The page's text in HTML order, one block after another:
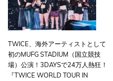
TWICE、海外アーティストとして
初のMUFG STADIUM（国立競技
場）公演！3DAYSで24万人熱狂！
『TWICE WORLD TOUR IN